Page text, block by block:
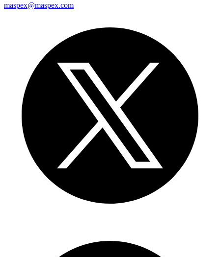
maspex@maspex.com